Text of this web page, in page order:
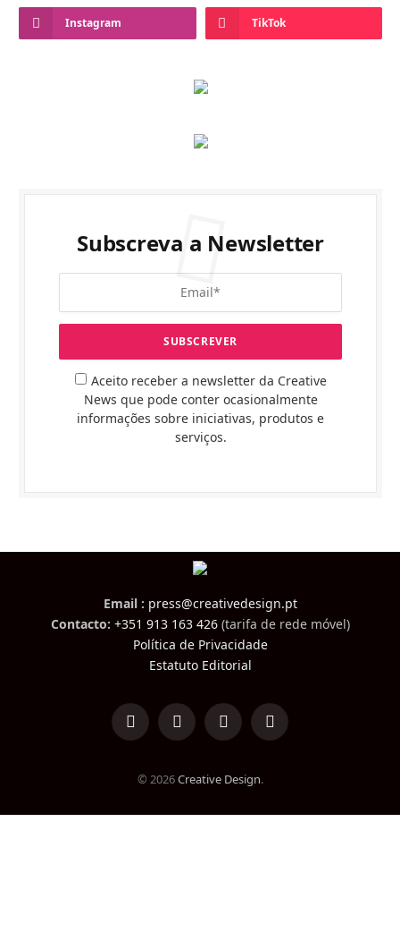
Instagram TikTok
Subscreva a Newsletter
Aceito receber a newsletter da Creative
News que pode conter ocasionalmente
informações sobre iniciativas, produtos e
serviços.
Email : press@creativedesign.pt
Contacto: +351 913 163 426(tarifa de rede móvel)
Política de Privacidade
Estatuto Editorial
LinkedInFacebookInstagramTikTok
© 2026Creative Design.